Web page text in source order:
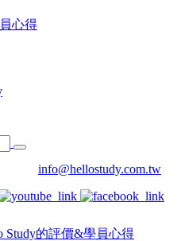
心得
info@hellostudy.com.tw
Study的評價&學員心得